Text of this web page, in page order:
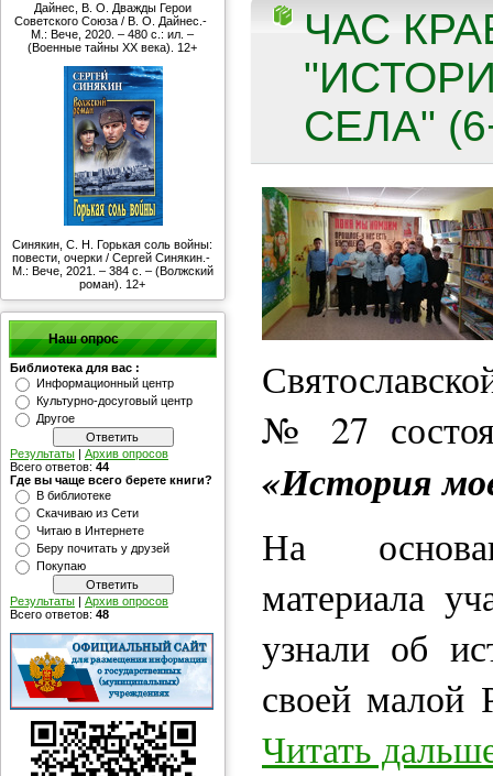
Дайнес, В. О. Дважды Герои
Советского Союза / В. О. Дайнес.-
М.: Вече, 2020. – 480 с.: ил. –
(Военные тайны ХХ века). 12+
Синякин, С. Н. Горькая соль войны:
повести, очерки / Сергей Синякин.-
М.: Вече, 2021. – 384 с. – (Волжский
роман). 12+
Наш опрос
Библиотека для вас :
Информационный центр
Культурно-досуговый центр
Другое
Результаты | Архив опросов
Всего ответов: 44
Где вы чаще всего берете книги?
В библиотеке
Скачиваю из Сети
Читаю в Интернете
Беру почитать у друзей
Покупаю
Результаты | Архив опросов
Всего ответов: 48
ЧАС
СЕЛА"
№ 27
«История
На
материала
узнали об
своей малой
Читать